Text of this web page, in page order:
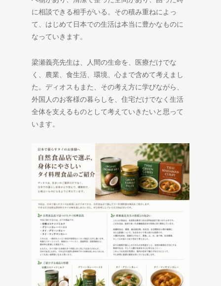
に相談できる相手がいる。その積み重ねによっ
て、はじめて日本での生活は本当に豊かなものに
なっていきます。
梁瀬義亮先生は、人間の生命を、医療だけでな
く、農業、食生活、環境、心まで含めて考えまし
た。ディオスもまた、その考え方に学びながら、
外国人のお客様の暮らしを、住宅だけでなく生活
全体を支えるものとして考えていきたいと思って
います。